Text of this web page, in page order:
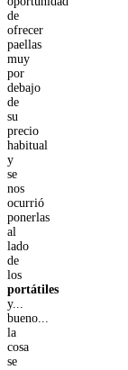
de
ofrecer
paellas
muy
por
debajo
de
su
precio
habitual
y
se
nos
ocurrió
ponerlas
al
lado
de
los
portátiles
y...
bueno...
la
cosa
se